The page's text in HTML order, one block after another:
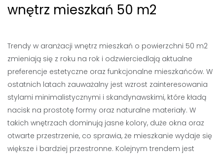
wnętrz mieszkań 50 m2
Trendy w aranżacji wnętrz mieszkań o powierzchni 50 m2
zmieniają się z roku na rok i odzwierciedlają aktualne
preferencje estetyczne oraz funkcjonalne mieszkańców. W
ostatnich latach zauważalny jest wzrost zainteresowania
stylami minimalistycznymi i skandynawskimi, które kładą
nacisk na prostotę formy oraz naturalne materiały. W
takich wnętrzach dominują jasne kolory, duże okna oraz
otwarte przestrzenie, co sprawia, że mieszkanie wydaje się
większe i bardziej przestronne. Kolejnym trendem jest